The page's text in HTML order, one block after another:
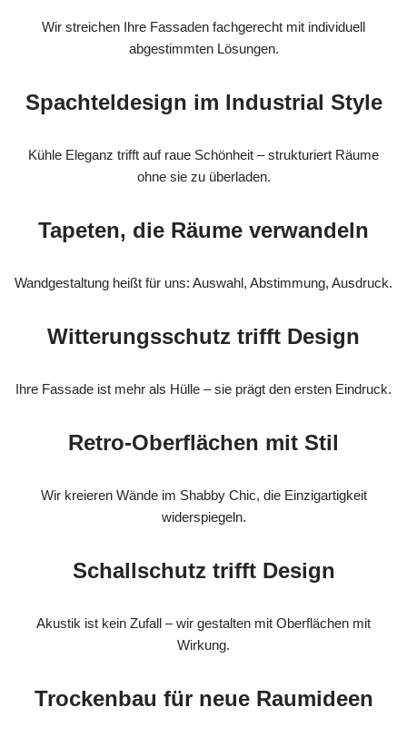
Wir streichen Ihre Fassaden fachgerecht mit individuell
abgestimmten Lösungen.
Spachteldesign im Industrial Style
Kühle Eleganz trifft auf raue Schönheit – strukturiert Räume
ohne sie zu überladen.
Tapeten, die Räume verwandeln
Wandgestaltung heißt für uns: Auswahl, Abstimmung, Ausdruck.
Witterungsschutz trifft Design
Ihre Fassade ist mehr als Hülle – sie prägt den ersten Eindruck.
Retro-Oberflächen mit Stil
Wir kreieren Wände im Shabby Chic, die Einzigartigkeit
widerspiegeln.
Schallschutz trifft Design
Akustik ist kein Zufall – wir gestalten mit Oberflächen mit
Wirkung.
Trockenbau für neue Raumideen